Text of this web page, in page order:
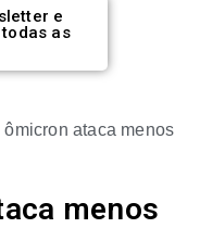
e
as
ômicron ataca menos
menos